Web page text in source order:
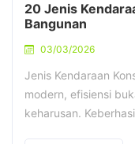
20 Jenis
Bangunan
03/03/2026
Jenis Kendaraan
modern, efisiensi
keharusan.